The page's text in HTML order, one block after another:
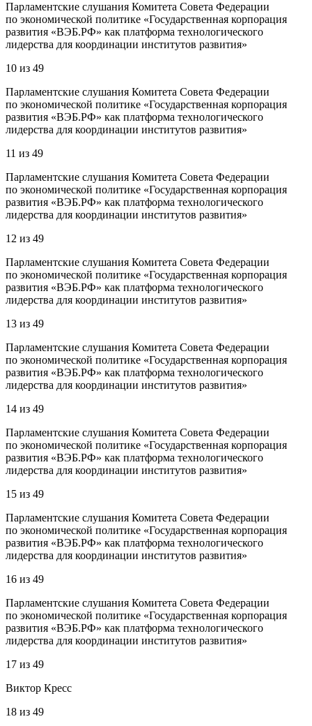
Парламентские слушания Комитета Совета Федерации
по экономической политике «Государственная корпорация
развития «ВЭБ.РФ» как платформа технологического
лидерства для координации институтов развития»
10 из 49
Парламентские слушания Комитета Совета Федерации
по экономической политике «Государственная корпорация
развития «ВЭБ.РФ» как платформа технологического
лидерства для координации институтов развития»
11 из 49
Парламентские слушания Комитета Совета Федерации
по экономической политике «Государственная корпорация
развития «ВЭБ.РФ» как платформа технологического
лидерства для координации институтов развития»
12 из 49
Парламентские слушания Комитета Совета Федерации
по экономической политике «Государственная корпорация
развития «ВЭБ.РФ» как платформа технологического
лидерства для координации институтов развития»
13 из 49
Парламентские слушания Комитета Совета Федерации
по экономической политике «Государственная корпорация
развития «ВЭБ.РФ» как платформа технологического
лидерства для координации институтов развития»
14 из 49
Парламентские слушания Комитета Совета Федерации
по экономической политике «Государственная корпорация
развития «ВЭБ.РФ» как платформа технологического
лидерства для координации институтов развития»
15 из 49
Парламентские слушания Комитета Совета Федерации
по экономической политике «Государственная корпорация
развития «ВЭБ.РФ» как платформа технологического
лидерства для координации институтов развития»
16 из 49
Парламентские слушания Комитета Совета Федерации
по экономической политике «Государственная корпорация
развития «ВЭБ.РФ» как платформа технологического
лидерства для координации институтов развития»
17 из 49
Виктор Кресс
18 из 49